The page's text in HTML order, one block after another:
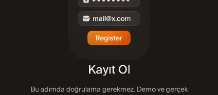
Kayıt Ol
Bu adımda doğrulama gerekmez. Demo ve gerçek